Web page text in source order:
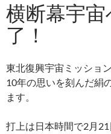
ッ
プ
横断幕宇
了！
東北復興宇宙ミッショ
10年の思いを刻んだ絹
ます。
打上は日本時間で2月